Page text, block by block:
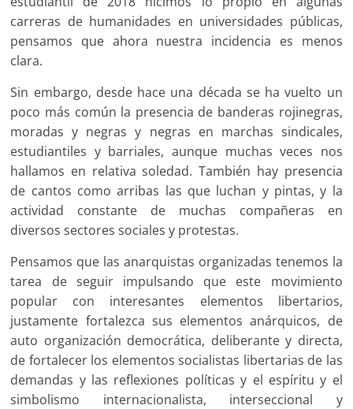
carreras de humanidades en universidades públicas,
pensamos que ahora nuestra incidencia es menos
clara.
Sin embargo, desde hace una década se ha vuelto un
poco más común la presencia de banderas rojinegras,
moradas y negras y negras en marchas sindicales,
estudiantiles y barriales, aunque muchas veces nos
hallamos en relativa soledad. También hay presencia
de cantos como arribas las que luchan y pintas, y la
actividad constante de muchas compañeras en
diversos sectores sociales y protestas.
Pensamos que las anarquistas organizadas tenemos la
tarea de seguir impulsando que este movimiento
popular con interesantes elementos libertarios,
justamente fortalezca sus elementos anárquicos, de
auto organización democrática, deliberante y directa,
de fortalecer los elementos socialistas libertarias de las
demandas y las reflexiones políticas y el espíritu y el
simbolismo internacionalista, interseccional y